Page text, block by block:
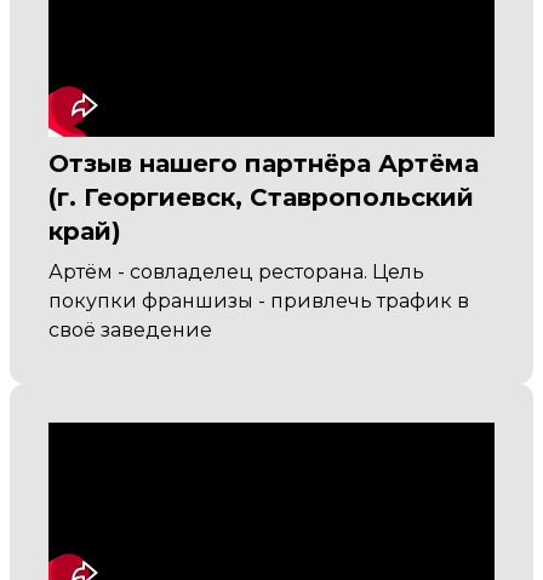
Отзыв нашего партнёра Артёма
(г. Георгиевск, Ставропольский
край)
Артём - совладелец ресторана. Цель
покупки франшизы - привлечь трафик в
своё заведение